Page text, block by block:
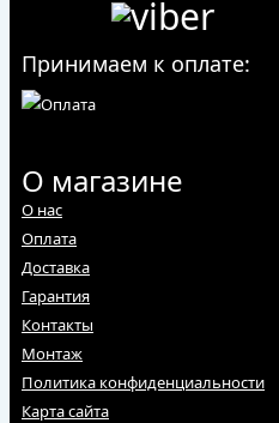
Принимаем к оплате:
О магазине
О нас
Оплата
Доставка
Гарантия
Контакты
Монтаж
Политика конфиденциальности
Карта сайта